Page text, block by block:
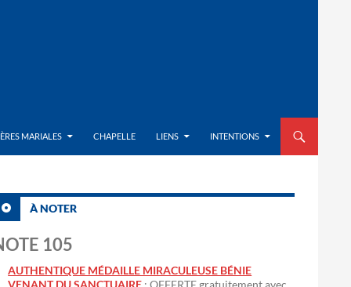
MARIALES
CHAPELLE LIENS INTENTIONS
À NOTER
105
AUTHENTIQUE MÉDAILLE MIRACULEUSE BÉNIE
VENANT DU SANCTUAIRE : OFFERTE gratuitement avec